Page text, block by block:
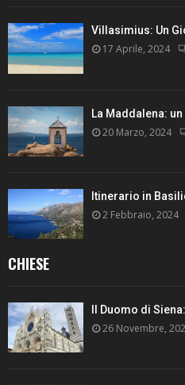
Villasimius: Un
17 Aprile, 2024
La Maddalena:
20 Marzo, 2024
Itinerario in
2 Febbraio, 2024
CHIESE
Il Duomo di
26 Novembre,